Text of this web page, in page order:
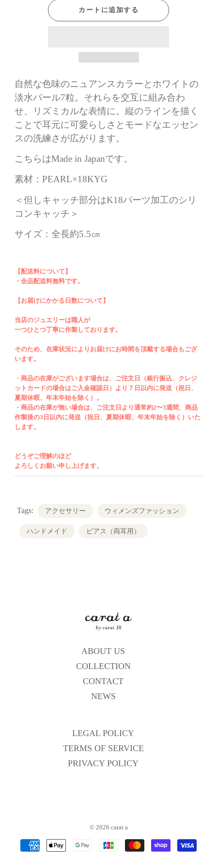
カートに追加する
自然な色味のニュアンスカラーとホワイトの
淡水パール7粒。それらを交互に組み合わ
せ、リズミカルな表情に。縦のラインを描く
ことで耳元に可愛らしさとモードなエッセン
スの洗練さが広がります。
こちらはMade in Japanです。
素材：PEARL×18KYG
＜但しキャッチ部分はK18パーツ加工のシリ
コンキャッチ＞
サイズ：全長約5.5㎝
※本真珠のアコヤや淡水真珠は自然界で育つ
ばれます凹み突起に関しましてはキズではな
く真珠の表情としての質感となります。その
ため形、サイズ、色味も個体差があり、真円
ではないことも多いことをご了承ください。
＊この度はご購入をありがとうございます。
弊社の個数欄「✔」につきましてはご注文用
になりますので、あらかじめご了承くださ
い。ご購入商品の在庫がございます場合、ご
はご入金確認日）より７日以内に発送（祝
日、夏期休暇、年末年始を除く）です。オー
ダー制により在庫が無い商品につきまして
に発送（祝日、夏期休暇、年末年始を除く）
願い申し上げます。
【配送料について】
・全品配送料無料です。
【お届けにかかる日数について】
当店のジュエリーは職人が
一つひとつ丁寧に作製しております。
そのため、在庫状況によりお届けにお時間を頂戴する場合もござ
います。
・商品の在庫がございます場合は、ご注文日（銀行振込、クレジ
ットカードの場合はご入金確認日）より７日以内に発送（祝日、
夏期休暇、年末年始を除く）。
・商品の在庫が無い場合は、ご注文日より通常約2〜3週間、商品
作製後の3日以内に発送（祝日、夏期休暇、年末年始を除く）いた
します。
どうぞご理解のほど
よろしくお願い申し上げます。
Tags: アクセサリー ウィメンズファッション
ハンドメイド ピアス（両耳用）
ABOUT US
COLLECTION
CONTACT
NEWS
LEGAL POLICY
TERMS OF SERVICE
PRIVACY POLICY
© 2026 carat a